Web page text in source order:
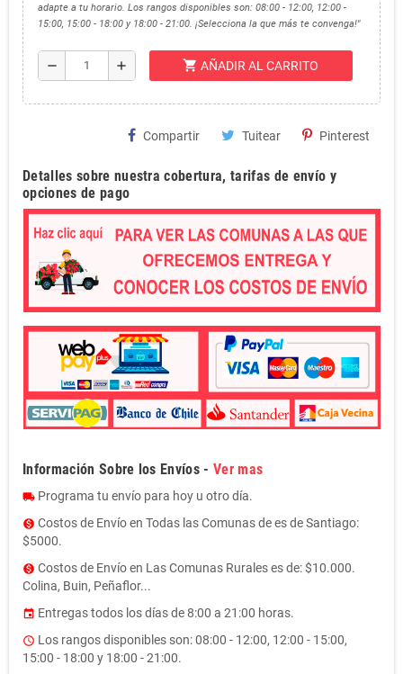
adapte a tu horario. Los rangos disponibles son: 08:00 - 12:00, 12:00 -
15:00, 15:00 - 18:00 y 18:00 - 21:00. ¡Selecciona la que más te convenga!"
remove add shopping_cart AÑADIR AL CARRITO
Compartir Tuitear Pinterest
Detalles sobre nuestra cobertura, tarifas de envío y
opciones de pago
Información Sobre los Envíos -Ver mas
local_shipping Programa tu envío para hoy u otro día.
monetization_on Costos de Envío en Todas las Comunas de es de Santiago:
$5000.
monetization_on Costos de Envío en Las Comunas Rurales es de: $10.000.
Colina, Buin, Peñaflor...
event Entregas todos los días de 8:00 a 21:00 horas.
access_time Los rangos disponibles son: 08:00 - 12:00, 12:00 - 15:00,
15:00 - 18:00 y 18:00 - 21:00.